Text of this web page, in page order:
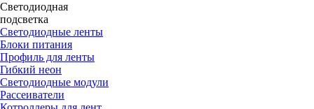
Светодиодная
подсветка
Светодиодные ленты
Блоки питания
Профиль для ленты
Гибкий неон
Светодиодные модули
Рассеиватели